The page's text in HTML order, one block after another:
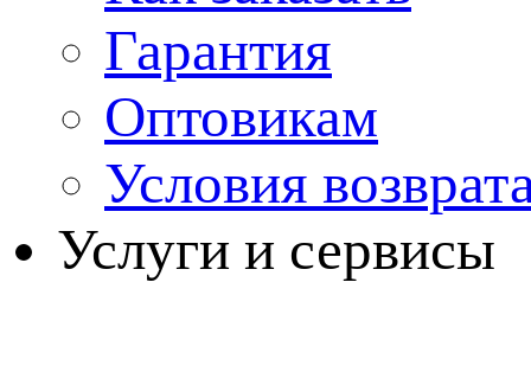
Гарантия
Оптовикам
Условия
Услуги и сервисы